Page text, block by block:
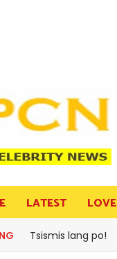
LATEST LOVE
Tsismis lang po!